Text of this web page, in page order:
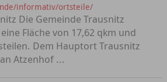
informativ/ortsteile/
Die Gemeinde Trausnitz
Fläche von 17,62 qkm und
Dem Hauptort Trausnitz
Atzenhof ...